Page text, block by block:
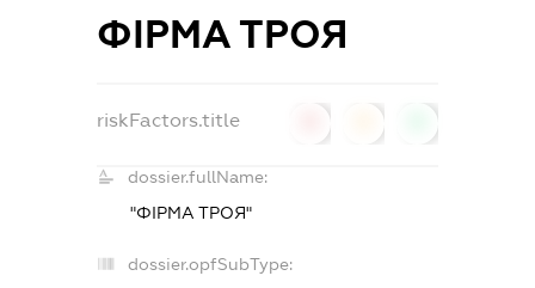
ФІРМА ТРОЯ
riskFactors.title
dossier.fullName:
"ФІРМА ТРОЯ"
dossier.opfSubType: